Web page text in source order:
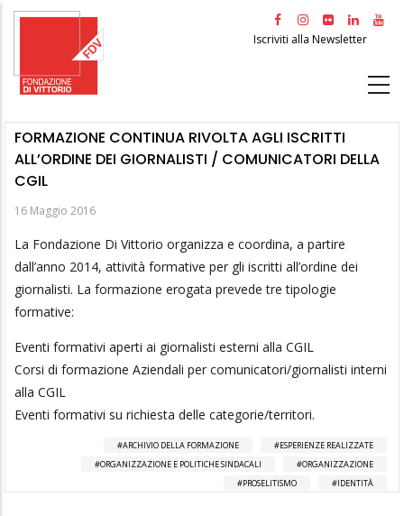
Salta
principale
Iscriviti alla Newsletter
FORMAZIONE CONTINUA RIVOLTA AGLI ISCRITTI
ALL’ORDINE DEI GIORNALISTI / COMUNICATORI DELLA
CGIL
16 Maggio 2016
La Fondazione Di Vittorio organizza e coordina, a partire
dall’anno 2014, attività formative per gli iscritti all’ordine dei
giornalisti. La formazione erogata prevede tre tipologie
formative:
Eventi formativi aperti ai giornalisti esterni alla CGIL
Corsi di formazione Aziendali per comunicatori/giornalisti interni
alla CGIL
Eventi formativi su richiesta delle categorie/territori.
ARCHIVIO DELLA FORMAZIONE
ESPERIENZE REALIZZATE
ORGANIZZAZIONE E POLITICHE SINDACALI
ORGANIZZAZIONE
PROSELITISMO
IDENTITÀ